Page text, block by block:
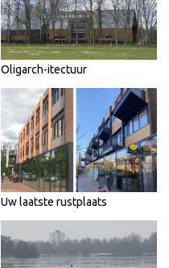
Oligarch-itectuur
Uw laatste rustplaats